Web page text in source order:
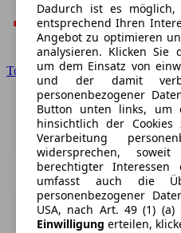
Toyota
Dadurch ist es möglich,
entsprechend Ihren
Angebot zu optimieren
analysieren. Klicken Sie
um dem Einsatz von
und der damit
personenbezogener
Button unten links, um
hinsichtlich der
Verarbeitung
widersprechen,
berechtigter
umfasst auch die
personenbezogener
USA, nach Art. 49 (1) (a)
Einwilligung erteilen,